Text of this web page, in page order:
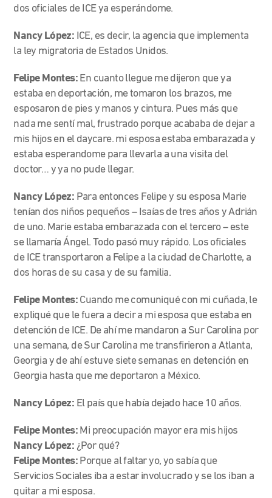
dos oficiales de ICE ya esperándome.
Nancy López: ICE, es decir, la agencia que implementa
la ley migratoria de Estados Unidos.
Felipe Montes: En cuanto llegue me dijeron que ya
estaba en deportación, me tomaron los brazos, me
esposaron de pies y manos y cintura. Pues más que
nada me sentí mal, frustrado porque acababa de dejar a
mis hijos en el daycare. mi esposa estaba embarazada y
estaba esperandome para llevarla a una visita del
doctor… y ya no pude llegar.
Nancy López: Para entonces Felipe y su esposa Marie
tenían dos niños pequeños – Isaías de tres años y Adrián
de uno. Marie estaba embarazada con el tercero – este
se llamaría Ángel. Todo pasó muy rápido. Los oficiales
de ICE transportaron a Felipe a la ciudad de Charlotte, a
dos horas de su casa y de su familia.
Felipe Montes: Cuando me comuniqué con mi cuñada, le
expliqué que le fuera a decir a mi esposa que estaba en
detención de ICE. De ahí me mandaron a Sur Carolina por
una semana, de Sur Carolina me transfirieron a Atlanta,
Georgia y de ahí estuve siete semanas en detención en
Georgia hasta que me deportaron a México.
Nancy López: El país que había dejado hace 10 años.
Felipe Montes: Mi preocupación mayor era mis hijos
Nancy López: ¿Por qué?
Felipe Montes: Porque al faltar yo, yo sabía que
Servicios Sociales iba a estar involucrado y se los iban a
quitar a mi esposa.